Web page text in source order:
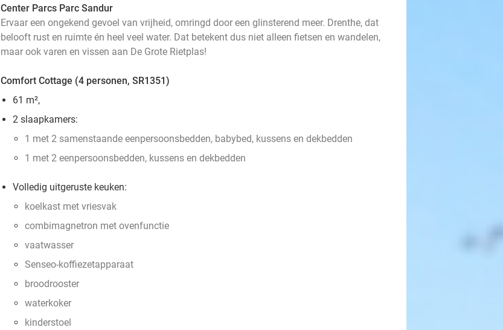
Center Parcs Parc Sandur
Ervaar een ongekend gevoel van vrijheid, omringd door een glinsterend meer. Drenthe, dat
belooft rust en ruimte én heel veel water. Dat betekent dus niet alleen fietsen en wandelen,
maar ook varen en vissen aan De Grote Rietplas!
Comfort Cottage (4 personen, SR1351)
61 m²,
2 slaapkamers:
1 met 2 samenstaande eenpersoonsbedden, babybed, kussens en dekbedden
1 met 2 eenpersoonsbedden, kussens en dekbedden
Volledig uitgeruste keuken:
koelkast met vriesvak
combimagnetron met ovenfunctie
vaatwasser
Senseo-koffiezetapparaat
broodrooster
waterkoker
kinderstoel